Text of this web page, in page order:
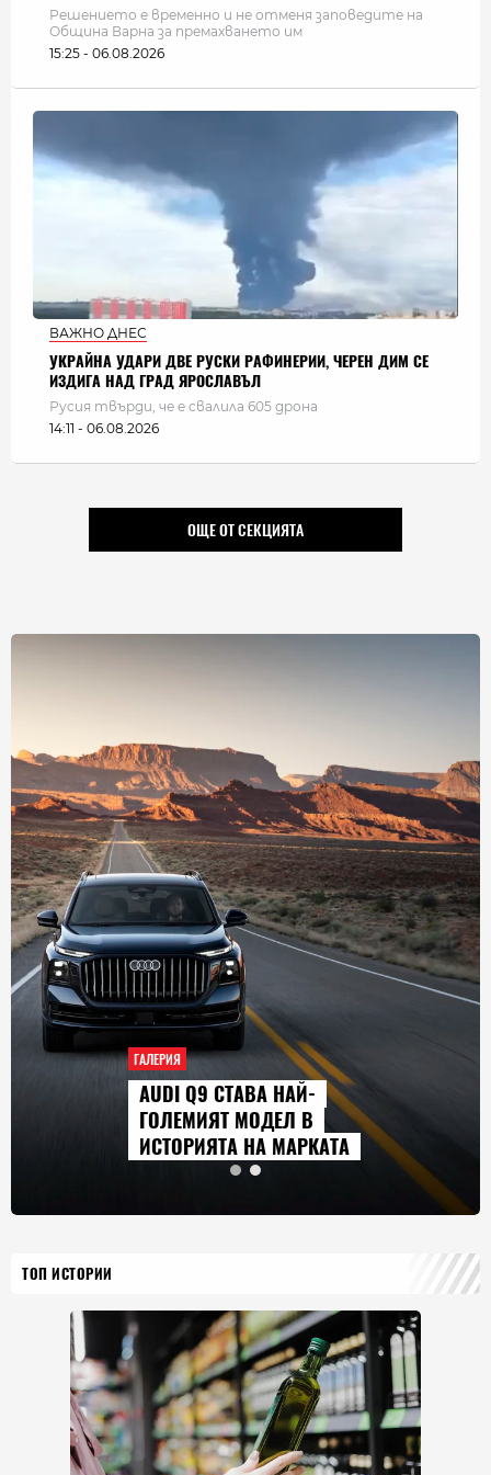
Решението е временно и не отменя заповедите на
Община Варна за премахването им
15:25 - 06.08.2026
ВАЖНО ДНЕС
УКРАЙНА УДАРИ ДВЕ РУСКИ РАФИНЕРИИ, ЧЕРЕН ДИМ СЕ
ИЗДИГА НАД ГРАД ЯРОСЛАВЪЛ
Русия твърди, че е свалила 605 дрона
14:11 - 06.08.2026
ОЩЕ ОТ СЕКЦИЯТА
ГАЛЕРИЯ
AUDI Q9 СТАВА НАЙ-
ГОЛЕМИЯТ МОДЕЛ В
ИСТОРИЯТА НА МАРКАТА
ТОП ИСТОРИИ